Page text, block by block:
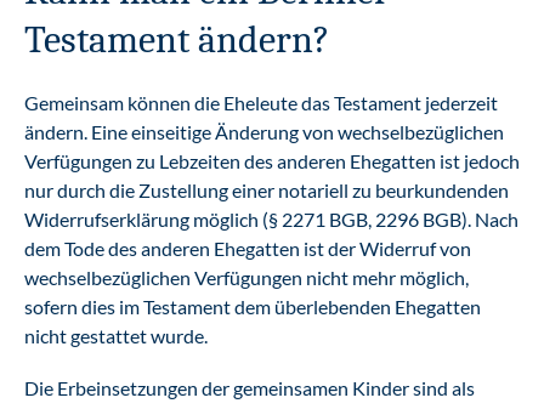
Testament ändern?
Gemeinsam können die Eheleute das Testament jederzeit
ändern. Eine einseitige Änderung von wechselbezüglichen
Verfügungen zu Lebzeiten des anderen Ehegatten ist jedoch
nur durch die Zustellung einer notariell zu beurkundenden
Widerrufserklärung möglich (§ 2271 BGB, 2296 BGB). Nach
dem Tode des anderen Ehegatten ist der Widerruf von
wechselbezüglichen Verfügungen nicht mehr möglich,
sofern dies im Testament dem überlebenden Ehegatten
nicht gestattet wurde.
Die Erbeinsetzungen der gemeinsamen Kinder sind als